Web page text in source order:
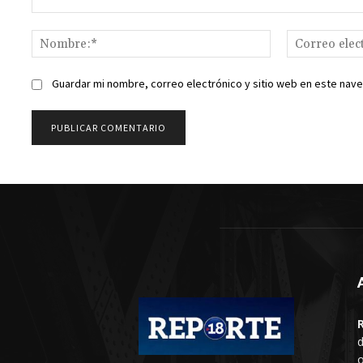
Nombre:*
Guardar mi nombre, correo electrónico y sitio web en este